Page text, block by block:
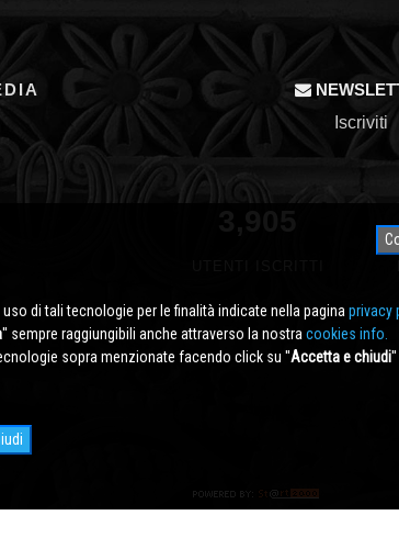
Iscriviti
di tali tecnologie per le finalità indicate nella pagina privacy
'' sempre raggiungibili anche attraverso la nostra cookies info.
sopra menzionate facendo click su ''Accetta e chiudi